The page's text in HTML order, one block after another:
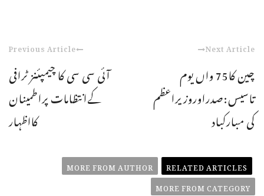
Previous Article
آئی سی سی کا چیمپئنز ٹرافی
کےانتظامات پراطمینان
کااظہار
Next Article
چین کا75 واں یوم
تاسیس:صدراوروزیراعظم
کی مبارکباد
RELATED ARTICLES
MORE FROM AUTHOR
MORE FROM CATEGORY